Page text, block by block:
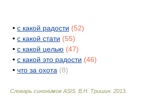
• с какой радости (52)
• с какой стати (55)
• с какой целью (47)
• с какой это радости (46)
• что за охота (8)
Словарь синонимов ASIS. В.Н. Тришин 2013